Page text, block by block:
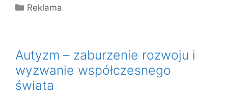
Kategorie
Reklama
Autyzm – zaburzenie rozwoju i
wyzwanie współczesnego
świata